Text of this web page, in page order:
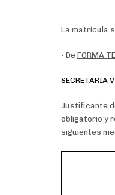
La matrícula
- De FORMA
SECRETARIA
Justificante
obligatorio y
siguientes